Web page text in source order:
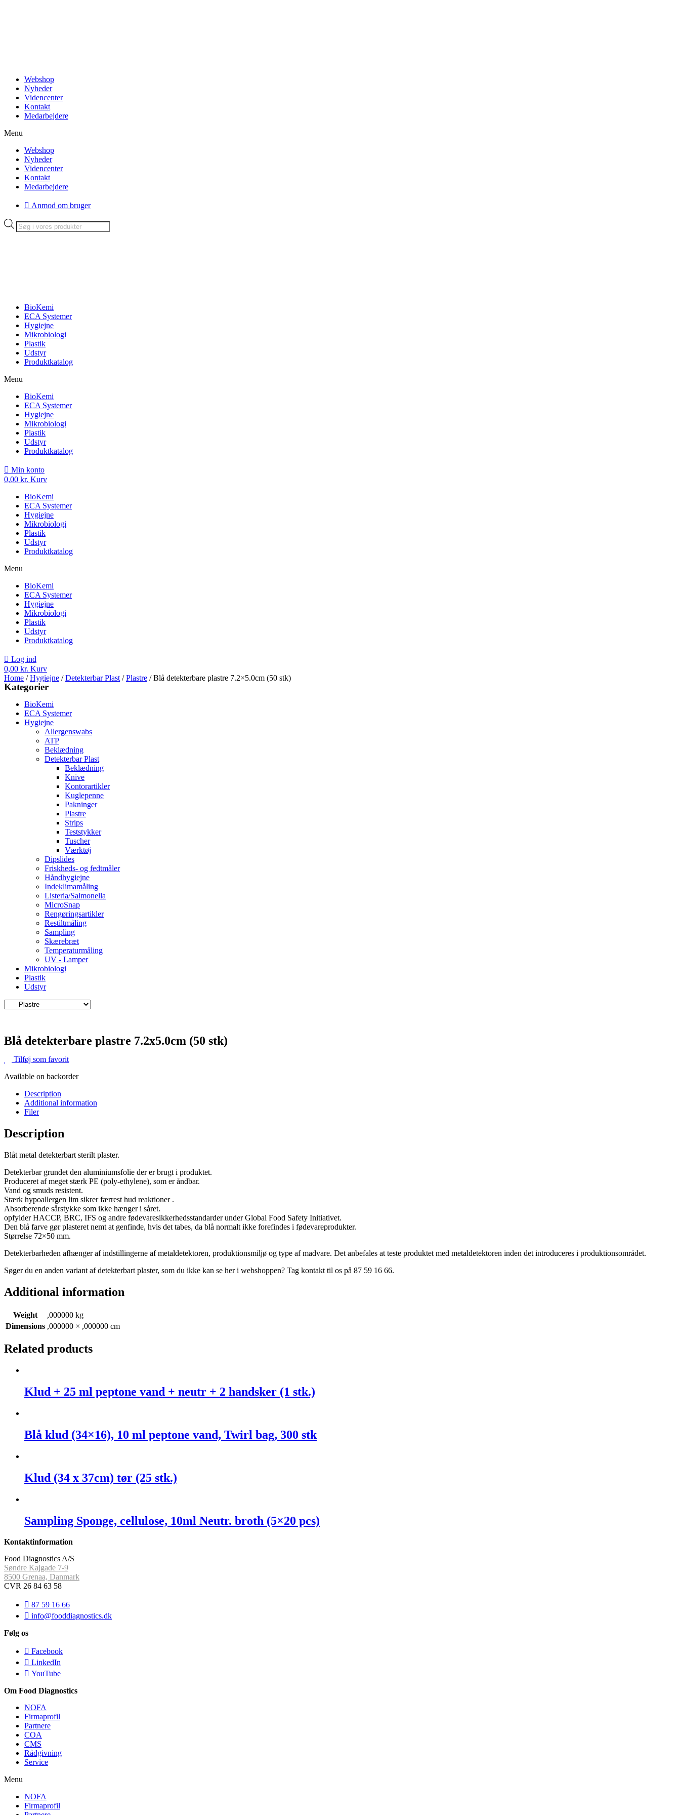
Webshop
Nyheder
Videncenter
Kontakt
Medarbejdere
Menu
Webshop
Nyheder
Videncenter
Kontakt
Medarbejdere
Anmod om bruger
Products
search
BioKemi
ECA Systemer
Hygiejne
Mikrobiologi
Plastik
Udstyr
Produktkatalog
Menu
BioKemi
ECA Systemer
Hygiejne
Mikrobiologi
Plastik
Udstyr
Produktkatalog
Min konto
0,00 kr. Kurv
BioKemi
ECA Systemer
Hygiejne
Mikrobiologi
Plastik
Udstyr
Produktkatalog
Menu
BioKemi
ECA Systemer
Hygiejne
Mikrobiologi
Plastik
Udstyr
Produktkatalog
Log ind
0,00 kr. Kurv
Home /Hygiejne /Detekterbar Plast /Plastre / Blå detekterbare plastre 7.2×5.0cm (50 stk)
Kategorier
BioKemi
ECA Systemer
Hygiejne
Allergenswabs
ATP
Beklædning
Detekterbar Plast
Beklædning
Knive
Kontorartikler
Kuglepenne
Pakninger
Plastre
Strips
Teststykker
Tuscher
Værktøj
Dipslides
Friskheds- og fedtmåler
Håndhygiejne
Indeklimamåling
Listeria/Salmonella
MicroSnap
Rengøringsartikler
Restiltmåling
Sampling
Skærebræt
Temperaturmåling
UV - Lamper
Mikrobiologi
Plastik
Udstyr
Blå detekterbare plastre 7.2x5.0cm (50 stk)
Tilføj som favorit
Available on backorder
Description
Additional information
Filer
Description
Blåt metal detekterbart sterilt plaster.
Detekterbar grundet den aluminiumsfolie der er brugt i produktet.
Produceret af meget stærk PE (poly-ethylene), som er åndbar.
Vand og smuds resistent.
Stærk hypoallergen lim sikrer færrest hud reaktioner .
Absorberende sårstykke som ikke hænger i såret.
opfylder HACCP, BRC, IFS og andre fødevaresikkerhedsstandarder under Global Food Safety Initiativet.
Den blå farve gør plasteret nemt at genfinde, hvis det tabes, da blå normalt ikke forefindes i fødevareprodukter.
Størrelse 72×50 mm.
Detekterbarheden afhænger af indstillingerne af metaldetektoren, produktionsmiljø og type af madvare. Det anbefales at teste produktet med metaldetektoren inden det introduceres i produktionsområdet.
Søger du en anden variant af detekterbart plaster, som du ikke kan se her i webshoppen? Tag kontakt til os på 87 59 16 66.
Additional information
Weight
,000000 kg
Dimensions ,000000 × ,000000 cm
Related products
Klud + 25 ml peptone vand + neutr + 2 handsker (1 stk.)
Blå klud (34×16), 10 ml peptone vand, Twirl bag, 300 stk
Klud (34 x 37cm) tør (25 stk.)
Sampling Sponge, cellulose, 10ml Neutr. broth (5×20 pcs)
Kontaktinformation
Food Diagnostics A/S
Søndre Kajgade 7-9
8500 Grenaa, Danmark
CVR 26 84 63 58
87 59 16 66
info@fooddiagnostics.dk
Følg os
Facebook
LinkedIn
YouTube
Om Food Diagnostics
NOFA
Firmaprofil
Partnere
COA
CMS
Rådgivning
Service
Menu
NOFA
Firmaprofil